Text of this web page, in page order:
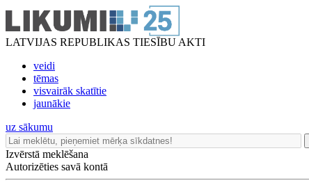
LATVIJAS REPUBLIKAS TIESĪBU AKTI
veidi
tēmas
visvairāk skatītie
jaunākie
uz sākumu
Izvērstā meklēšana
Autorizēties savā kontā